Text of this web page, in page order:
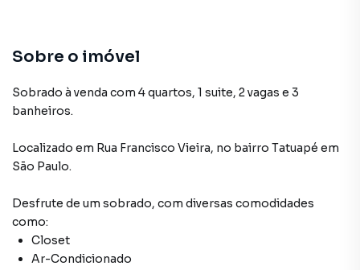
Sobre o imóvel
Sobrado à venda com 4 quartos, 1 suite, 2 vagas e 3
banheiros.
Localizado em Rua Francisco Vieira, no bairro Tatuapé em
São Paulo.
Desfrute de um sobrado, com diversas comodidades
como:
Closet
Ar-Condicionado